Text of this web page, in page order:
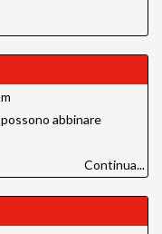
abbinare
Continua...